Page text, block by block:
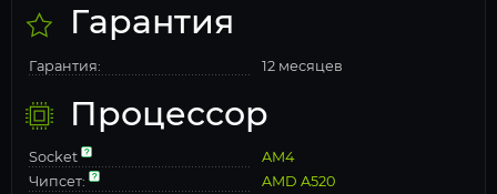
Гарантия
Гарантия: 12 месяцев
Процессор
Socket
AM4
Чипсет:
AMD A520